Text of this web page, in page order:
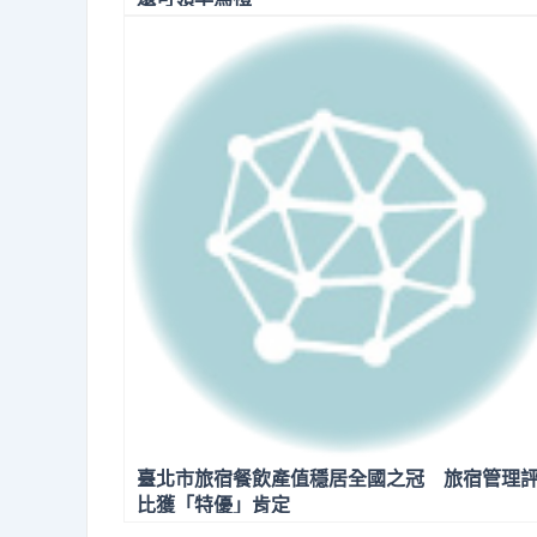
臺北市旅宿餐飲產值穩居全國之冠 旅宿管理
比獲「特優」肯定